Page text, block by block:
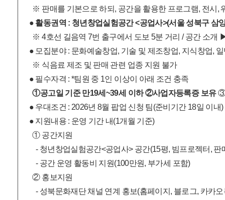
※ 판매를 기본으로 하되, 공간을 활용한 프로그램, 전시,
● 활동권역 : 청년창업실험공간 <공업사>(서울 성북구 삼
※ 4호선 길음역 7번 출구에서 도보 5분 거리 / 공간 소개
● 모집분야 : 문화예술창업, 기술 및 제조창업, 지식창업,
※ 식음료 제조 및 판매 관련 업종 지원 불가
● 필수자격 : *팀원 중 1인 이상이 아래 조건 충족
①공고일 기준 만19세~39세 이하 ②사업자등록증 보유③
● 우대조건 : 2026년 8월 팝업 신청 팀(준비기간 18일 이내)
● 지원내용 : 운영 기간 내(1개월 기준)
① 공간지원
- 청년창업실험공간<공업사> 공간(15평, 빔프로젝터, 판
- 공간 운영 활동비 지원(100만원, 부가세 포함)
② 홍보지원
- 성북문화재단 채널 연계 홍보(홈페이지, 블로그, 카카오